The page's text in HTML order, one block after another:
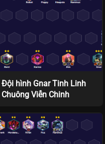
Đội hình Gnar Tinh Linh
Chuông Viễn Chinh